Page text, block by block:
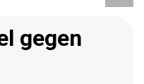
gegen